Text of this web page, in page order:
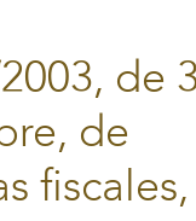
de
de
fiscales,